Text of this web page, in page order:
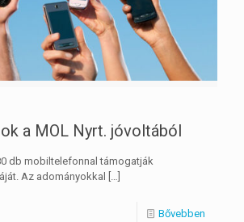
a MOL Nyrt. jóvoltából
db mobiltelefonnal támogatják
Az adományokkal
[…]
Bővebben